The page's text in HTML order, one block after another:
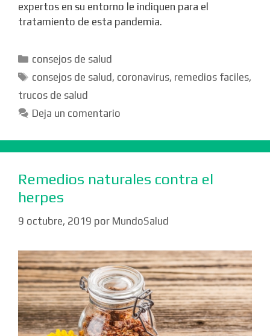
expertos en su entorno le indiquen para el
tratamiento de esta pandemia.
Categorías
consejos de salud
Etiquetas
consejos de salud , coronavirus, remedios faciles,
trucos de salud
Deja un comentario
Remedios naturales contra el
herpes
9 octubre, 2019 por MundoSalud